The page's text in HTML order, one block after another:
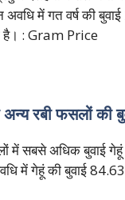
अवधि में गत वर्ष की
है। : Gram Price
अन्य रबी फसलों की
में सबसे अधिक बुवाई
में गेहूं की बुवाई